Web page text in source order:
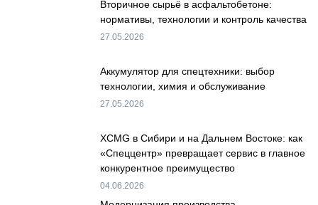
Вторичное сырьё в асфальтобетоне:
нормативы, технологии и контроль качества
27.05.2026
Аккумулятор для спецтехники: выбор
технологии, химия и обслуживание
27.05.2026
XCMG в Сибири и на Дальнем Востоке: как
«Спеццентр» превращает сервис в главное
конкурентное преимущество
04.06.2026